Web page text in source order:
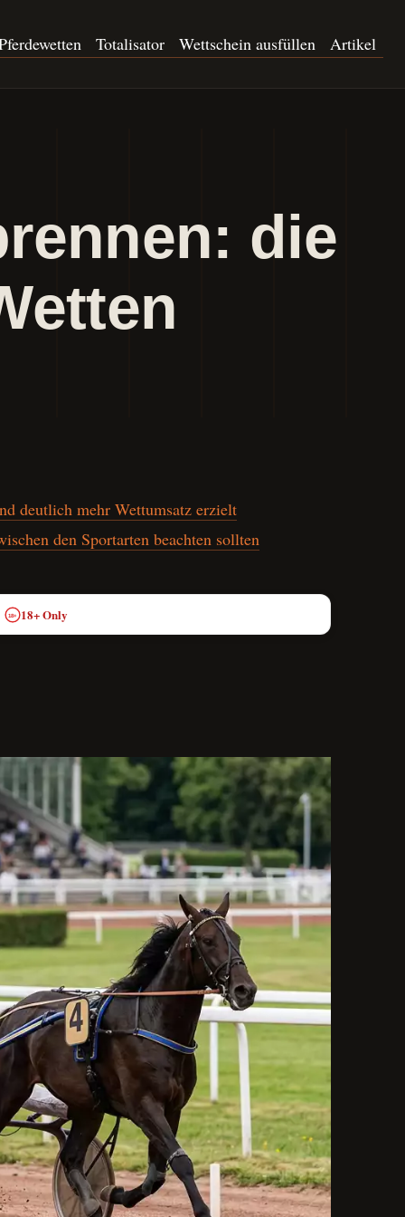
Totalisator Wettschein ausfüllen Artikel
die
deutlich mehr Wettumsatz erzielt
den Sportarten beachten sollten
18+ 18+ Only